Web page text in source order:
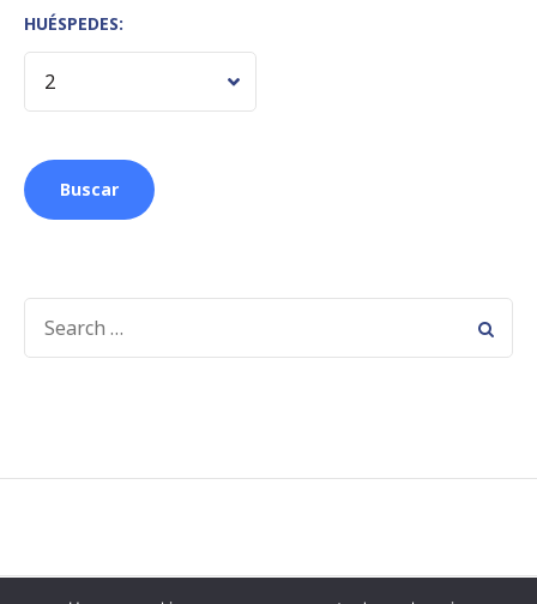
HUÉSPEDES:
SEARCH
FOR: